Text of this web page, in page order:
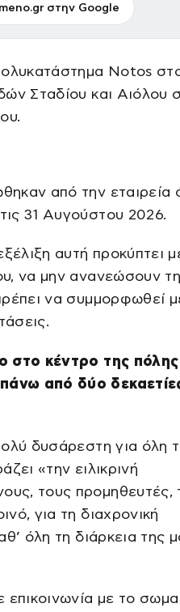
στην Google
Notos
Σταδίου και Αιόλου
από την εταιρεία
31 Αυγούστου 2026.
αυτή προκύπτει
να μην ανανεώσουν τη
να συμμορφωθεί
στο κέντρο της πόλης
από δύο
δυσάρεστη για όλη
«την ειλικρινή
τους προμηθευτές,
για τη διαχρονική
όλη τη διάρκεια της
επικοινωνία με το